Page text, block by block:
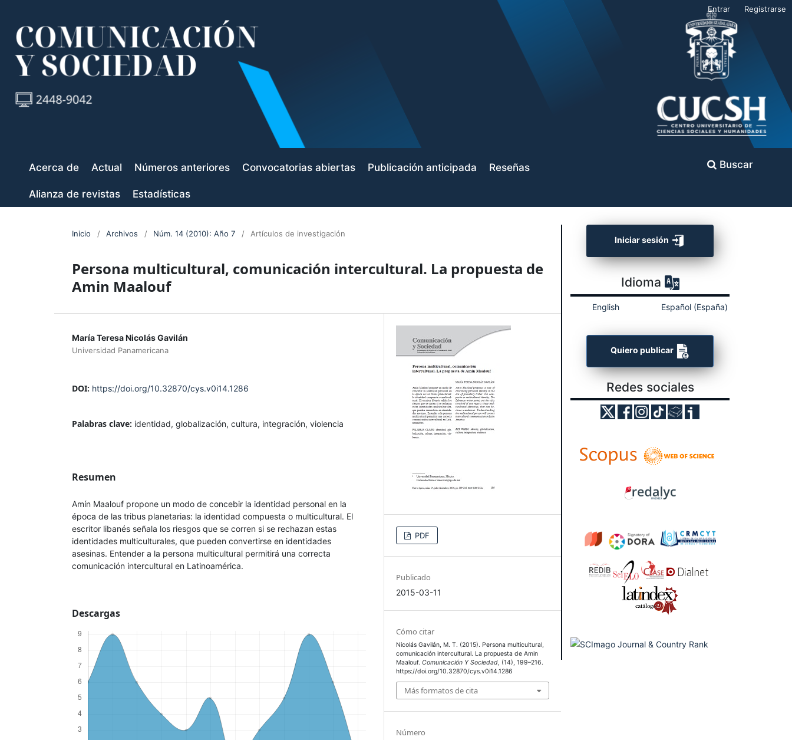
Acerca de Actual Números anteriores Convocatorias abiertas Publicación anticipada Reseñas
Alianza de revistas Estadísticas
Buscar
Entrar Registrarse
Inicio / Archivos / Núm. 14 (2010): Año 7 / Artículos de investigación
Persona multicultural, comunicación intercultural. La propuesta de
Amin Maalouf
María Teresa Nicolás Gavilán
Universidad Panamericana
DOI: https://doi.org/10.32870/cys.v0i14.1286
Palabras clave: identidad, globalización, cultura, integración, violencia
Resumen
Amín Maalouf propone un modo de concebir la identidad personal en la
época de las tribus planetarias: la identidad compuesta o multicultural. El
escritor libanés señala los riesgos que se corren si se rechazan estas
identidades multiculturales, que pueden convertirse en identidades
asesinas. Entender a la persona multicultural permitirá una correcta
comunicación intercultural en Latinoamérica.
Descargas
PDF
Publicado
2015-03-11
Cómo citar
Nicolás Gavilán, M. T. (2015). Persona multicultural,
comunicación intercultural. La propuesta de Amin
Maalouf.Comunicación Y Sociedad, (14), 199–216.
https://doi.org/10.32870/cys.v0i14.1286
Más formatos de cita
Número
Iniciar sesión
Idioma
English Español (España)
Quiero publicar
Redes sociales